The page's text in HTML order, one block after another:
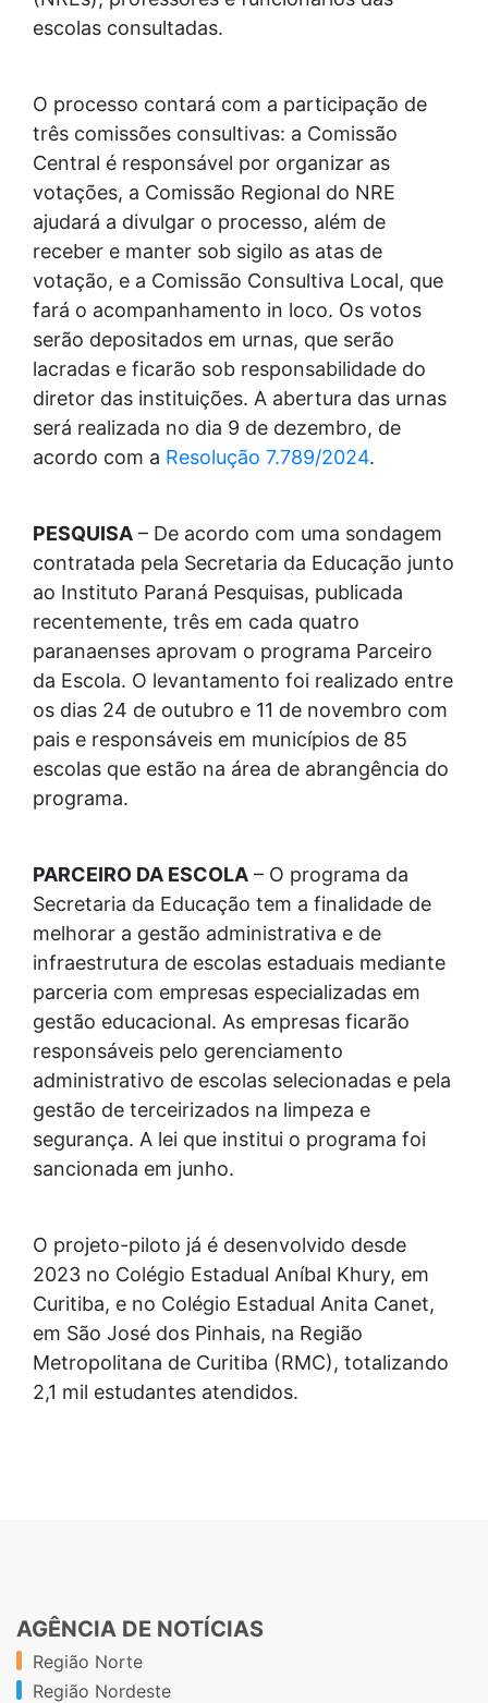
escolas consultadas.
O processo contará com a participação de
três comissões consultivas: a Comissão
Central é responsável por organizar as
votações, a Comissão Regional do NRE
ajudará a divulgar o processo, além de
receber e manter sob sigilo as atas de
votação, e a Comissão Consultiva Local, que
fará o acompanhamento in loco. Os votos
serão depositados em urnas, que serão
lacradas e ficarão sob responsabilidade do
diretor das instituições. A abertura das urnas
será realizada no dia 9 de dezembro, de
acordo com a Resolução 7.789/2024.
PESQUISA – De acordo com uma sondagem
contratada pela Secretaria da Educação junto
ao Instituto Paraná Pesquisas, publicada
recentemente, três em cada quatro
paranaenses aprovam o programa Parceiro
da Escola. O levantamento foi realizado entre
os dias 24 de outubro e 11 de novembro com
pais e responsáveis em municípios de 85
escolas que estão na área de abrangência do
programa.
PARCEIRO DA ESCOLA – O programa da
Secretaria da Educação tem a finalidade de
melhorar a gestão administrativa e de
infraestrutura de escolas estaduais mediante
parceria com empresas especializadas em
gestão educacional. As empresas ficarão
responsáveis pelo gerenciamento
administrativo de escolas selecionadas e pela
gestão de terceirizados na limpeza e
segurança. A lei que institui o programa foi
sancionada em junho.
O projeto-piloto já é desenvolvido desde
2023 no Colégio Estadual Aníbal Khury, em
Curitiba, e no Colégio Estadual Anita Canet,
em São José dos Pinhais, na Região
Metropolitana de Curitiba (RMC), totalizando
2,1 mil estudantes atendidos.
AGÊNCIA DE NOTÍCIAS
Região Norte
Região Nordeste